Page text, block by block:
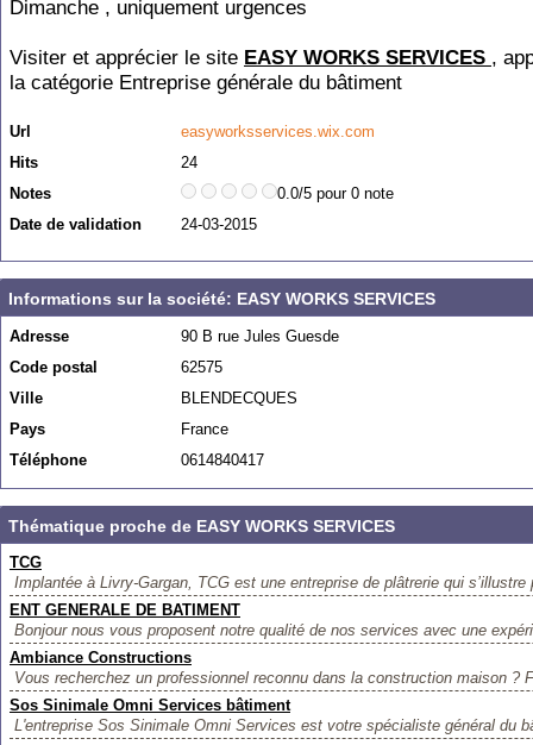
Dimanche , uniquement urgences
Visiter et apprécier le site EASY WORKS SERVICES ,
la catégorie Entreprise générale du bâtiment
Url
easyworksservices.wix.com
Hits
24
Notes
0.0/5 pour 0 note
Date de validation
24-03-2015
Informations sur la société: EASY WORKS SERVICES
Adresse
90 B rue Jules Guesde
Code postal
62575
Ville
BLENDECQUES
Pays
France
Téléphone
0614840417
Thématique proche de EASY WORKS SERVICES
TCG
Implantée à Livry-Gargan, TCG est une entreprise de plâtrerie qui s’illustre
ENT GENERALE DE BATIMENT
Bonjour nous vous proposent notre qualité de nos services avec une
Ambiance Constructions
Vous recherchez un professionnel reconnu dans la construction maison ?
Sos Sinimale Omni Services bâtiment
L'entreprise Sos Sinimale Omni Services est votre spécialiste général du